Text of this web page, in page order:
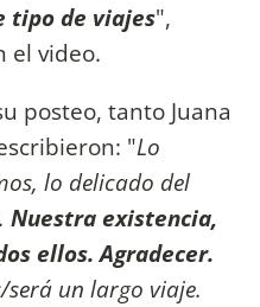
tipo de viajes",
el video.
posteo, tanto Juana
"Lo
lo delicado del
Nuestra existencia,
ellos. Agradecer.
un largo viaje.